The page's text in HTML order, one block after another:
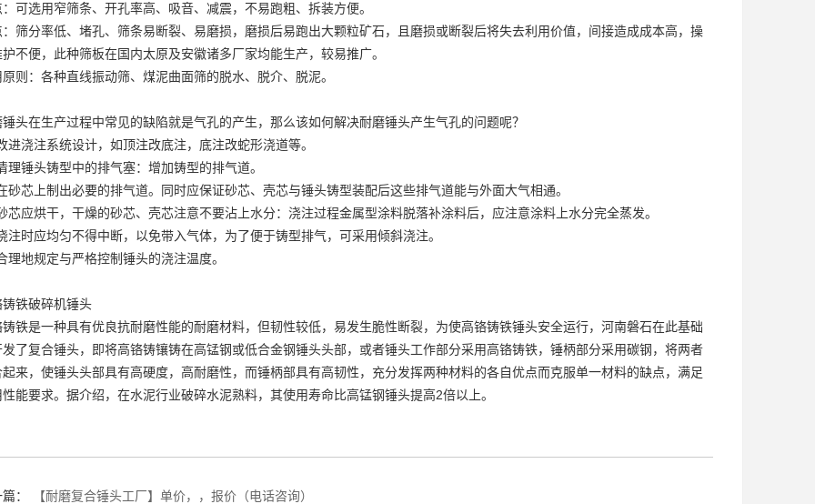
可选用窄筛条、开孔率高、吸音、减震，不易跑粗、拆装方便。
：筛分率低、堵孔、筛条易断裂、易磨损，磨损后易跑出大颗粒矿石，且磨损或断裂后将失去利用价值，间接造成成本高，操
不便，此种筛板在国内太原及安徽诸多厂家均能生产，较易推广。
则：各种直线振动筛、煤泥曲面筛的脱水、脱介、脱泥。
头在生产过程中常见的缺陷就是气孔的产生，那么该如何解决耐磨锤头产生气孔的问题呢？
进浇注系统设计，如顶注改底注，底注改蛇形浇道等。
理锤头铸型中的排气塞：增加铸型的排气道。
砂芯上制出必要的排气道。同时应保证砂芯、壳芯与锤头铸型装配后这些排气道能与外面大气相通。
芯应烘干，干燥的砂芯、壳芯注意不要沾上水分：浇注过程金属型涂料脱落补涂料后，应注意涂料上水分完全蒸发。
注时应均匀不得中断，以免带入气体，为了便于铸型排气，可采用倾斜浇注。
理地规定与严格控制锤头的浇注温度。
铸铁破碎机锤头
铸铁是一种具有优良抗耐磨性能的耐磨材料，但韧性较低，易发生脆性断裂，为使高铬铸铁锤头安全运行，河南磐石在此基础
发了复合锤头，即将高铬铸镶铸在高锰钢或低合金钢锤头头部，或者锤头工作部分采用高铬铸铁，锤柄部分采用碳钢，将两者
起来，使锤头头部具有高硬度，高耐磨性，而锤柄部具有高韧性，充分发挥两种材料的各自优点而克服单一材料的缺点，满足
能要求。据介绍，在水泥行业破碎水泥熟料，其使用寿命比高锰钢锤头提高2倍以上。
： 【耐磨复合锤头工厂】单价，，报价（电话咨询）